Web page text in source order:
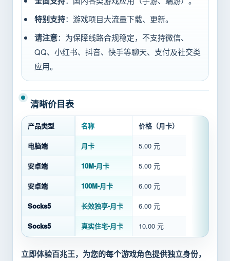
特别支持：游戏项目大流量下载、更新。
请注意：为保障线路合规稳定，不支持微信、
QQ、小红书、抖音、快手等聊天、支付及社交类
应用。
清晰价目表
产品类型 名称 价格（月卡）
电脑端 月卡 5.00 元
安卓端 10M-月卡 5.00 元
安卓端 100M-月卡 6.00 元
Socks5 长效独享-月卡 6.00 元
Socks5 真实住宅-月卡 10.00 元
立即体验百兆王，为您的每个游戏角色提供独立身份，